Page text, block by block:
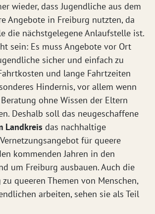
wieder, dass Jugendliche aus dem
Angebote in Freiburg nutzten, da
die nächstgelegene Anlaufstelle ist.
sein: Es muss Angebote vor Ort
sicher und einfach zu
und lange Fahrtzeiten
Hindernis, vor allem wenn
ohne Wissen der Eltern
Deshalb soll das neugeschaffene
Landkreis das nachhaltige
für queere
kommenden Jahren in den
um Freiburg ausbauen. Auch die
queeren Themen von Menschen,
arbeiten, sehen sie als Teil